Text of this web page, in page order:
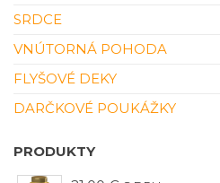
SRDCE
VNÚTORNÁ POHODA
FLYŠOVÉ DEKY
DARČKOVÉ POUKÁŽKY
PRODUKTY